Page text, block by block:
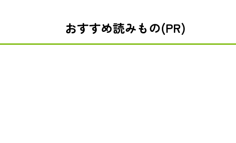
おすすめ読みもの(PR)